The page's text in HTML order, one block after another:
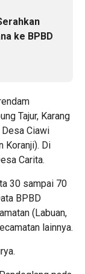
ke BPBD
Tajur, Karang
Desa Ciawi
Koranji). Di
Carita.
30 sampai 70
BPBD
(Labuan,
lainnya.